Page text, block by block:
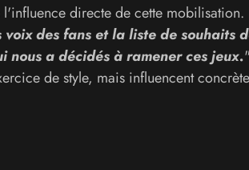
l'influence directe de cette mobilisation.
voix des fans et la liste de souhaits
nous a décidés à ramener ces jeux.
de style, mais influencent